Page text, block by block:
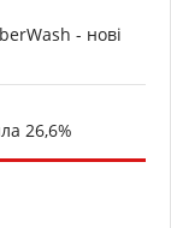
- нові
26,6%